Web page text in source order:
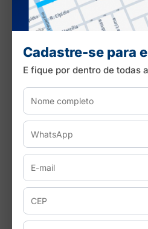
Cadastre-se para
E fique por dentro de todas